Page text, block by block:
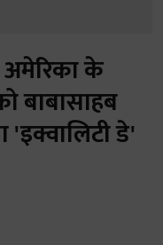
के
बाबासाहब
'इक्वालिटी डे'